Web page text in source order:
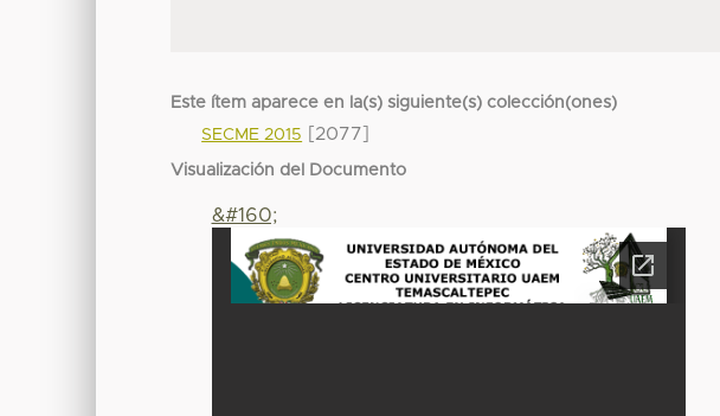
Este ítem aparece en la(s) siguiente(s) colección(ones)
SECME 2015
[2077]
Visualización del Documento
&#160;